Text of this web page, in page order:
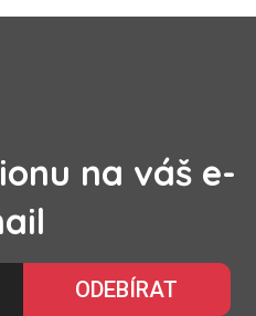
na váš e-
ODEBÍRAT